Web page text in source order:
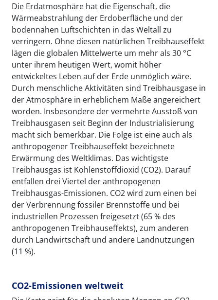
Die Erdatmosphäre hat die Eigenschaft, die
Wärmeabstrahlung der Erdoberfläche und der
bodennahen Luftschichten in das Weltall zu
verringern. Ohne diesen natürlichen Treibhauseffekt
lägen die globalen Mittelwerte um mehr als 30 °C
unter ihrem heutigen Wert, womit höher
entwickeltes Leben auf der Erde unmöglich wäre.
Durch menschliche Aktivitäten sind Treibhausgase in
der Atmosphäre in erheblichem Maße angereichert
worden. Insbesondere der vermehrte Ausstoß von
Treibhausgasen seit Beginn der Industrialisierung
macht sich bemerkbar. Die Folge ist eine auch als
anthropogener Treibhauseffekt bezeichnete
Erwärmung des Weltklimas. Das wichtigste
Treibhausgas ist Kohlenstoffdioxid (CO2). Darauf
entfallen drei Viertel der anthropogenen
Treibhausgas-Emissionen. CO2 wird zum einen bei
der Verbrennung fossiler Brennstoffe und bei
industriellen Prozessen freigesetzt (65 % des
anthropogenen Treibhauseffekts), zum anderen
durch Landwirtschaft und andere Landnutzungen
(11 %).
CO2-Emissionen weltweit